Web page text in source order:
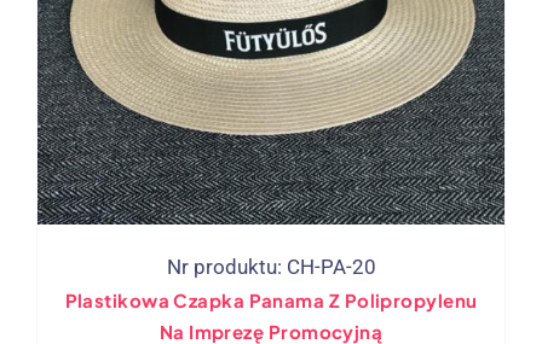
Nr produktu: CH-PA-20
Plastikowa Czapka Panama Z Polipropylenu
Na Imprezę Promocyjną